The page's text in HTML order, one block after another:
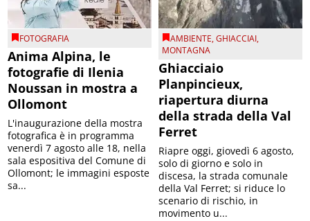
FOTOGRAFIA
Anima Alpina, le
fotografie di Ilenia
Noussan in mostra a
Ollomont
L'inaugurazione della mostra
fotografica è in programma
venerdì 7 agosto alle 18, nella
sala espositiva del Comune di
Ollomont; le immagini esposte
sa...
AMBIENTE,GHIACCIAI,
MONTAGNA
Ghiacciaio
Planpincieux,
riapertura diurna
della strada della Val
Ferret
Riapre oggi, giovedì 6 agosto,
solo di giorno e solo in
discesa, la strada comunale
della Val Ferret; si riduce lo
scenario di rischio, in
movimento u...